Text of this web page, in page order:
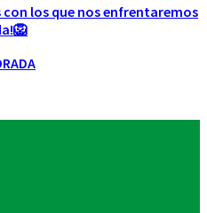
con los que nos enfrentaremos